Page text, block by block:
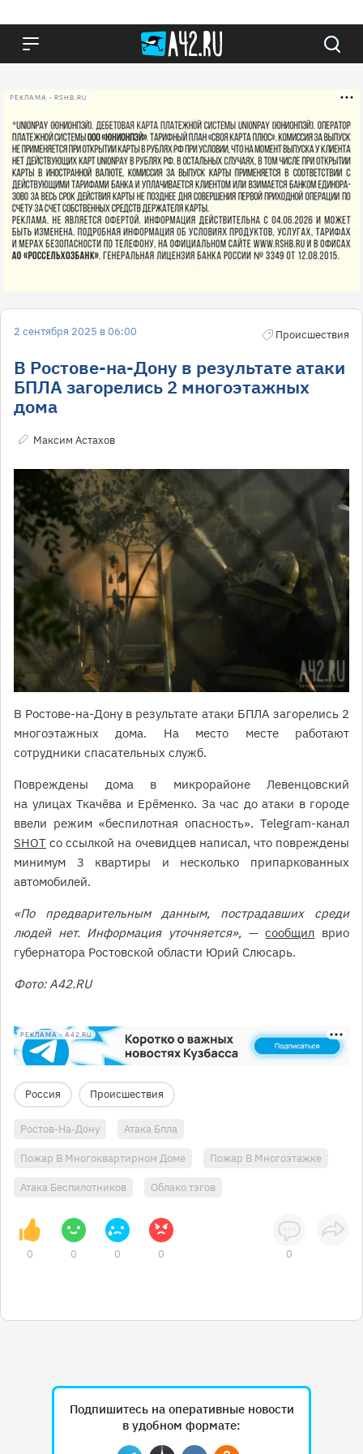
РЕКЛАМА • RSHB.RU
2 сентября 2025 в 06:00 Происшествия
В Ростове-на-Дону в результате атаки
БПЛА загорелись 2 многоэтажных
дома
Максим Астахов
В Ростове-на-Дону в результате атаки БПЛА загорелись 2
многоэтажных дома. На место месте работают
сотрудники спасательных служб.
Повреждены дома в микрорайоне Левенцовский
на улицах Ткачёва и Ерёменко. За час до атаки в городе
ввели режим «беспилотная опасность». Telegram-канал
SHOT со ссылкой на очевидцев написал, что повреждены
минимум 3 квартиры и несколько припаркованных
автомобилей.
«По предварительным данным, пострадавших среди
людей нет. Информация уточняется», —сообщил врио
губернатора Ростовской области Юрий Слюсарь.
Фото: A42.RU
РЕКЛАМА • A42.RU
Россия Происшествия
Ростов-На-Дону Атака Бпла
Пожар В Многоквартирном Доме Пожар В Многоэтажке
Атака Беспилотников Облако тэгов
0 0 0 0 0
Подпишитесь на оперативные новости
в удобном формате: